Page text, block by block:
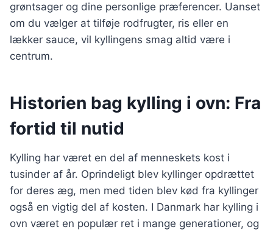
grøntsager og dine personlige præferencer. Uanset
om du vælger at tilføje rodfrugter, ris eller en
lækker sauce, vil kyllingens smag altid være i
centrum.
Historien bag kylling i ovn: Fra
fortid til nutid
Kylling har været en del af menneskets kost i
tusinder af år. Oprindeligt blev kyllinger opdrættet
for deres æg, men med tiden blev kød fra kyllinger
også en vigtig del af kosten. I Danmark har kylling i
ovn været en populær ret i mange generationer, og